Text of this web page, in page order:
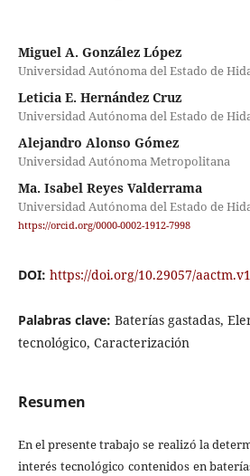
Miguel A. González López
Universidad Autónoma del Estado de
Leticia E. Hernández Cruz
Universidad Autónoma del Estado de
Alejandro Alonso Gómez
Universidad Autónoma Metropolitana
Ma. Isabel Reyes Valderrama
Universidad Autónoma del Estado de
https://orcid.org/0000-0002-1912-7998
DOI: https://doi.org/10.29057/
Palabras clave: Baterías gastadas,
tecnológico, Caracterización
Resumen
En el presente trabajo se realizó la
interés tecnológico contenidos en